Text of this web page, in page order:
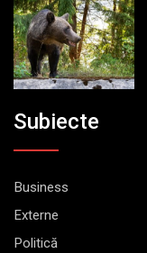
Subiecte
Business
Externe
Politică